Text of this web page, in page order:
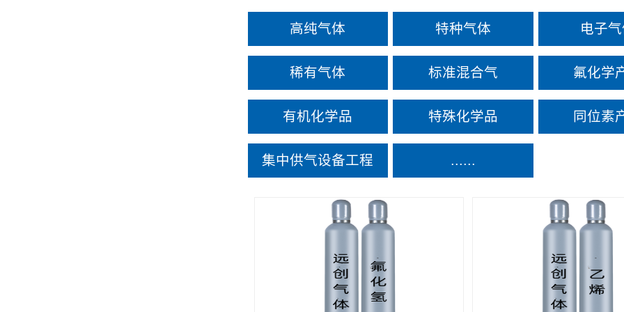
高纯气体 特种气体 电子
稀有气体 标准混合气 氟化学
有机化学品 特殊化学品 同位素
集中供气设备工程 ......